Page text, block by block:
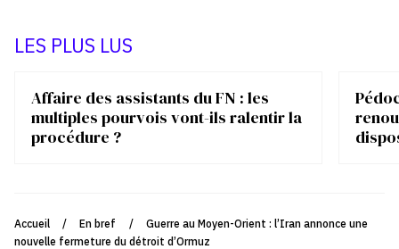
LES PLUS LUS
Affaire des assistants du FN : les
multiples pourvois vont-ils ralentir la
procédure ?
Accueil / En bref /
Guerre au Moyen-Orient : l’Iran annonce une
nouvelle fermeture du détroit d’Ormuz